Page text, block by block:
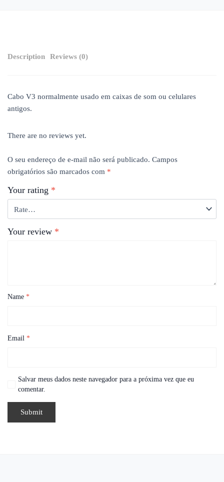
Description Reviews (0)
Cabo V3 normalmente usado em caixas de som ou celulares
antigos.
There are no reviews yet.
O seu endereço de e-mail não será publicado. Campos
obrigatórios são marcados com *
Your rating *
Your review *
Name *
Email *
Salvar meus dados neste navegador para a próxima vez que eu
comentar.